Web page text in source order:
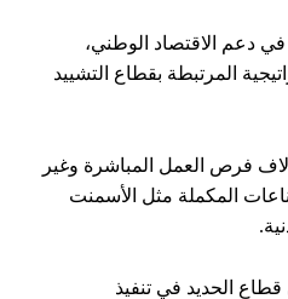
دعم الاقتصاد الوطني،
المرتبطة بقطاع التشييد
فرص العمل المباشرة وغير
المكملة مثل الأسمنت
الحديد في تنفيذ